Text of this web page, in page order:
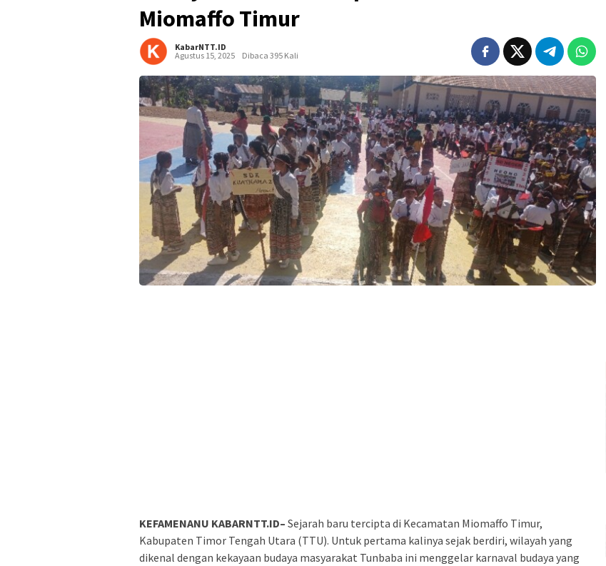
Miomaffo Timur
KabarNTT.ID
Agustus 15, 2025
Dibaca 395 Kali
KEFAMENANU KABARNTT.ID– Sejarah baru tercipta di Kecamatan Miomaffo Timur,
Kabupaten Timor Tengah Utara (TTU). Untuk pertama kalinya sejak berdiri, wilayah yang
dikenal dengan kekayaan budaya masyarakat Tunbaba ini menggelar karnaval budaya yang